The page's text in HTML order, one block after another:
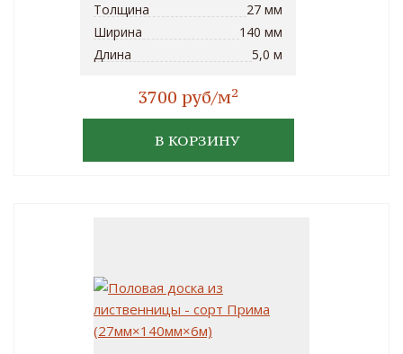
Толщина
27 мм
Ширина
140 мм
Длина
5,0 м
3700 руб/м2
В КОРЗИНУ